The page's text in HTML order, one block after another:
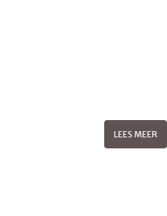
LEES MEER